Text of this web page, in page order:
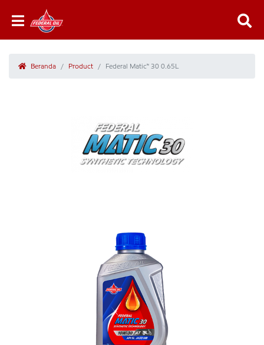
Beranda Product Federal Matic™ 30 0.65L